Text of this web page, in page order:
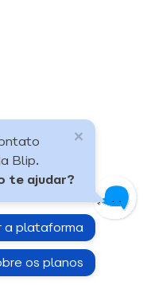
Blip.
te ajudar?
a plataforma
os planos